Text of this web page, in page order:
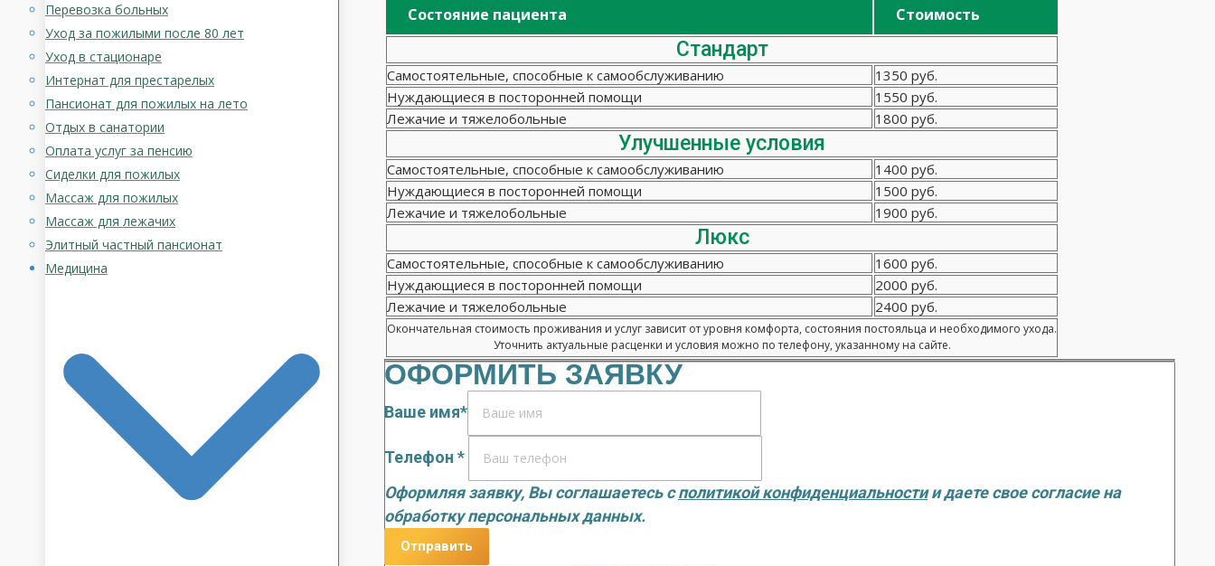
Состояние пациента Стоимость
Стандарт
Самостоятельные, способные к самообслуживанию
1350 руб.
Нуждающиеся в посторонней помощи
1550 руб.
Лежачие и тяжелобольные
1800 руб.
Улучшенные условия
Самостоятельные, способные к самообслуживанию
1400 руб.
Нуждающиеся в посторонней помощи
1500 руб.
Лежачие и тяжелобольные
1900 руб.
Люкс
Самостоятельные, способные к самообслуживанию
1600 руб.
Нуждающиеся в посторонней помощи
2000 руб.
Лежачие и тяжелобольные
2400 руб.
Окончательная стоимость проживания и услуг зависит от уровня комфорта, состояния постояльца и необходимого ухода.
Уточнить актуальные расценки и условия можно по телефону, указанному на сайте.
ОФОРМИТЬ ЗАЯВКУ
Ваше имя*
Телефон *
Оформляя заявку, Вы соглашаетесь сполитикой конфиденциальностии даете свое согласие на
обработку персональных данных.
Перевозка больных
Уход за пожилыми после 80 лет
Уход в стационаре
Интернат для престарелых
Пансионат для пожилых на лето
Отдых в санатории
Оплата услуг за пенсию
Сиделки для пожилых
Массаж для пожилых
Массаж для лежачих
Элитный частный пансионат
Медицина